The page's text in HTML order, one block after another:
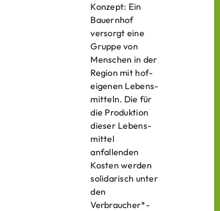
Konzept: Ein
Bauern­hof
versorgt eine
Gruppe von
Menschen in der
Region mit hof­
eigenen Lebens­
mitteln. Die für
die Produktion
dieser Lebens­
mittel
anfallenden
Kosten werden
solidarisch unter
den
Verbraucher*­